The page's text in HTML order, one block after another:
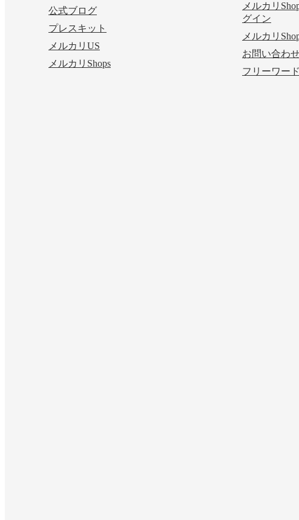
公式ブログ
プレスキット
メルカリUS
メルカリShops
メルカリ
グイン
メルカリ
お問い合わ
フリーワー